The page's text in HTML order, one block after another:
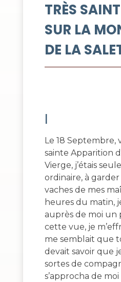
TRÈS
SUR LA
DE LA
I
Le 18 Septembre,
sainte Apparition
Vierge, j’étais
ordinaire, à
vaches de mes
heures du matin,
auprès de moi un
cette vue, je
me semblait que
devait savoir que
sortes de
s’approcha de